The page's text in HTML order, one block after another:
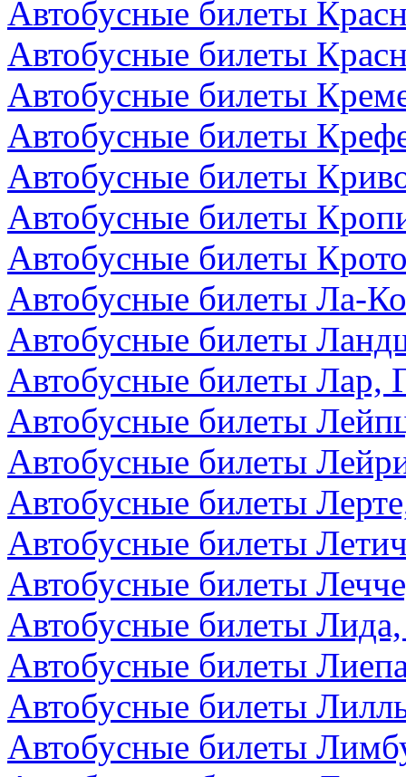
Автобусные билеты
Автобусные билеты
Автобусные билеты
Автобусные билеты
Автобусные билеты
Автобусные билеты
Автобусные билеты
Автобусные билеты Ла-
Автобусные билеты
Автобусные билеты Лар,
Автобусные билеты
Автобусные билеты
Автобусные билеты
Автобусные билеты
Автобусные билеты
Автобусные билеты Лида,
Автобусные билеты
Автобусные билеты
Автобусные билеты